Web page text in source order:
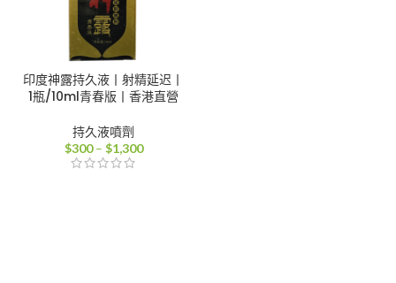
印度神露持久液丨射精延迟丨
1瓶/10ml青春版丨香港直營
持久液噴劑
$300 – $1,300價